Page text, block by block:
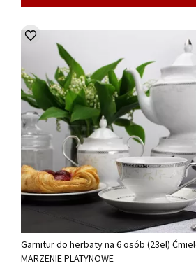
Garnitur do herbaty na 6 osób (23el)
MARZENIE PLATYNOWE